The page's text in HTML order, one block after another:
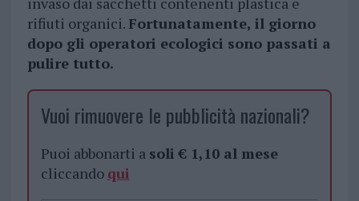
rifiuti organici. Fortunatamente, il giorno
dopo gli operatori ecologici sono passati a
pulire tutto.
Vuoi rimuovere le pubblicità nazionali?
Puoi abbonarti a soli € 1,10 al mese
cliccando qui